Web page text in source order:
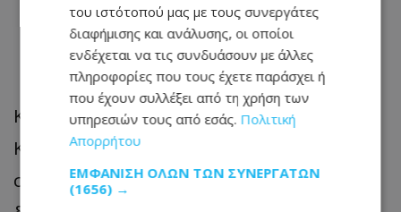
Ενίσχυση διμερών
σχέσεων
Κατά τη διάρκεια της συνάντησης με τον
Καγκελάριο Μερτς αναμένεται να
συζητηθεί και η ανάγκη ενίσχυσης των
του ιστότοπού μας με τους συνεργάτες
διαφήμισης και ανάλυσης, οι οποίοι
ενδέχεται να τις συνδυάσουν με άλλες
πληροφορίες που τους έχετε παράσχει ή
που έχουν συλλέξει από τη χρήση των
υπηρεσιών τους από εσάς. Πολιτική
Απορρήτου
ΕΜΦΆΝΙΣΗ ΌΛΩΝ ΤΩΝ ΣΥΝΕΡΓΑΤΏΝ
(1656) →